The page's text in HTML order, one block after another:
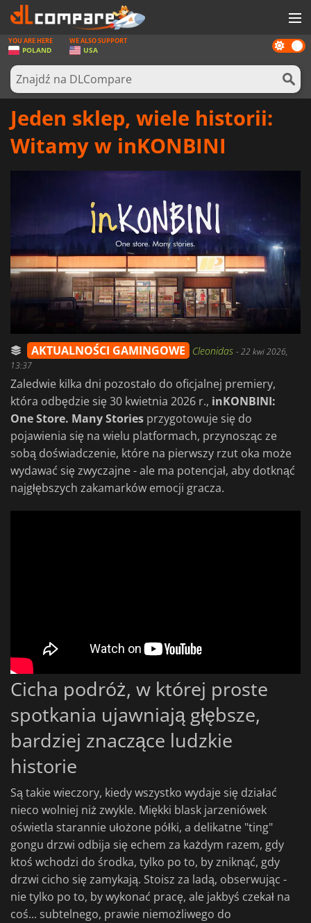
GRY
KARTY DO GIER
OPROGRAMOWANIE
REWARDS
SPRZĘT KOMPUTEROWY
ZALOGUJ SIĘ LUB ZAREJESTRUJ
Dark
mode
YOU ARE HERE
POLAND
WE ALSO SUPPORT
USA
Jeden sklep, wiele historii:
Witamy w inKONBINI
AKTUALNOŚCI GAMINGOWE Cleonidas -22 kwi 2026,
13:37
Zaledwie kilka dni pozostało do oficjalnej premiery,
która odbędzie się 30 kwietnia 2026 r., inKONBINI:
One Store. Many Stories przygotowuje się do
pojawienia się na wielu platformach, przynosząc ze
sobą doświadczenie, które na pierwszy rzut oka może
wydawać się zwyczajne - ale ma potencjał, aby dotknąć
najgłębszych zakamarków emocji gracza.
Cicha podróż, w której proste
spotkania ujawniają głębsze,
bardziej znaczące ludzkie
historie
Są takie wieczory, kiedy wszystko wydaje się działać
nieco wolniej niż zwykle. Miękki blask jarzeniówek
oświetla starannie ułożone półki, a delikatne "ting"
gongu drzwi odbija się echem za każdym razem, gdy
ktoś wchodzi do środka, tylko po to, by zniknąć, gdy
drzwi cicho się zamykają. Stoisz za ladą, obserwując -
nie tylko po to, by wykonać pracę, ale jakbyś czekał na
coś... subtelnego, prawie niemożliwego do